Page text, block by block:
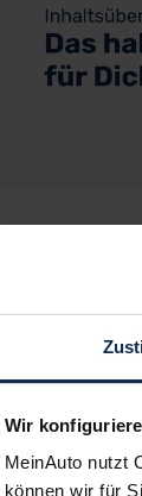
Wir
MeinAuto nutzt
können wir für